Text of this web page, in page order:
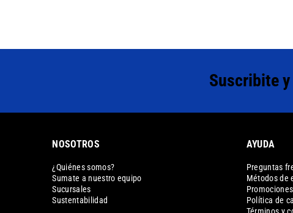
Suscribite
NOSOTROS
¿Quiénes somos?
Sumate a nuestro equipo
Sucursales
Sustentabilidad
AYUDA
Preguntas
Métodos de
Política de